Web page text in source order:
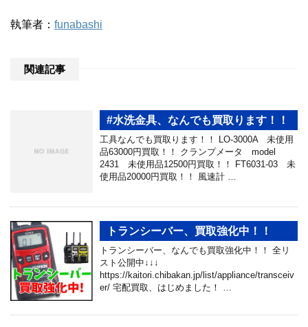
執筆者： funabashi
関連記事
#水洗金具、なんでも買取ります！！
工具なんでも買取ります！！ LO-3000A 未使用
品63000円買取！！ クランプメータ model
2431 未使用品12500円買取！！ FT6031-03 未
使用品20000円買取！！ 風速計 …
トランシーバー、買取強化中！！
トランシーバー、なんでも買取強化中！！ 全リ
スト公開中↓↓↓
https://kaitori.chibakan.jp/list/appliance/transceiv
er/ 宅配買取、はじめました！ …